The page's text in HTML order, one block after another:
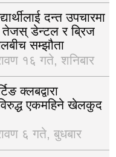
दन्त उपचारमा
डेन्टल र ब्रिज
सम्झौता
१६ गते, शनिबार
क्लबद्वारा
एकमहिने खेलकुद
६ गते, बुधबार